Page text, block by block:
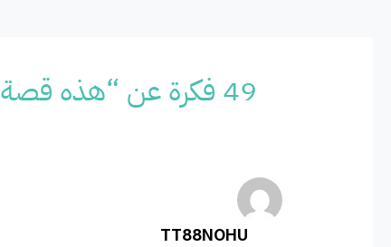
49 فكرة عن “هذه قصة أول وقف مائي فى الإسلام..عين في الجنة بعشرين ألف دينار!!”
TT88NOHU